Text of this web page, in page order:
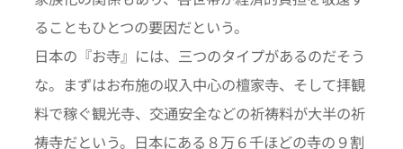
ることもひとつの要因だという。
日本の『お寺』には、三つのタイプがあるのだそう
な。まずはお布施の収入中心の檀家寺、そして拝観
料で稼ぐ観光寺、交通安全などの祈祷料が大半の祈
祷寺だという。日本にある８万６千ほどの寺の９割